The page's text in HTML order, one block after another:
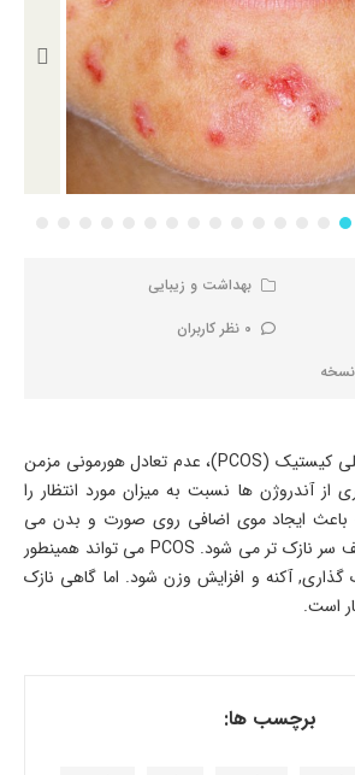
بهداشت و زیبایی
0 نظر کاربران
نسخه
زنان با سندرم تخمدان پلی کیستیک (PCOS)، عدم تعادل هورمونی مزمن
از آندروژن ها نسبت به میزان مورد انتظار را
باعث ایجاد موی اضافی روی صورت و بدن می
شود در حایکه مو روی کف سر نازک تر می شود. PCOS می تواند همینطور
آکنه و افزایش وزن شود. اما گاهی نازک
است.
برچسب ها: